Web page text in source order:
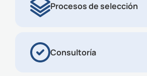
Procesos de selección
Consultoría